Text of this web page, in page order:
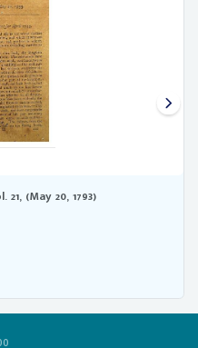
21, (May 20, 1793)